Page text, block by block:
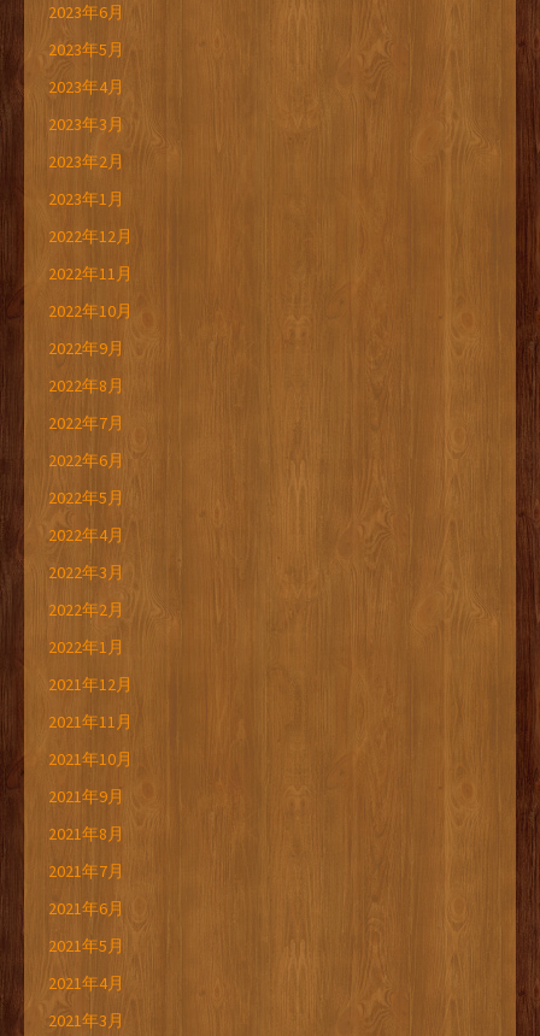
2023年6月
2023年5月
2023年4月
2023年3月
2023年2月
2023年1月
2022年12月
2022年11月
2022年10月
2022年9月
2022年8月
2022年7月
2022年6月
2022年5月
2022年4月
2022年3月
2022年2月
2022年1月
2021年12月
2021年11月
2021年10月
2021年9月
2021年8月
2021年7月
2021年6月
2021年5月
2021年4月
2021年3月